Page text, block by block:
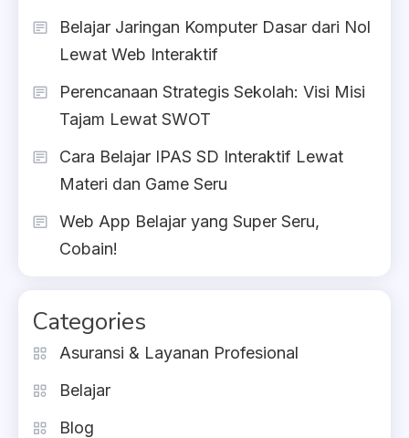
Belajar Jaringan Komputer Dasar dari Nol
Lewat Web Interaktif
Perencanaan Strategis Sekolah: Visi Misi
Tajam Lewat SWOT
Cara Belajar IPAS SD Interaktif Lewat
Materi dan Game Seru
Web App Belajar yang Super Seru,
Cobain!
Categories
Asuransi & Layanan Profesional
Belajar
Blog